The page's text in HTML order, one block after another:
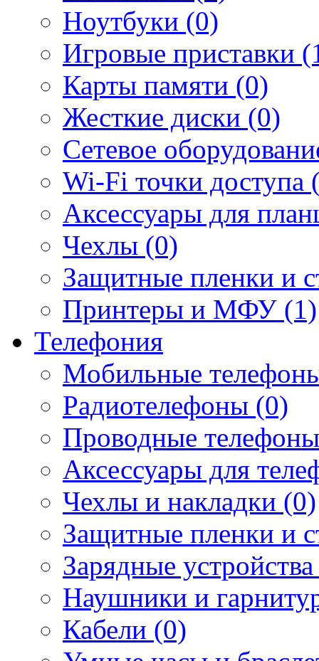
Ноутбуки (0)
Игровые приставки
Карты памяти (0)
Жесткие диски (0)
Сетевое
Wi-Fi точки доступа
Аксессуары для
Чехлы (0)
Защитные пленки и
Принтеры и МФУ (1)
Телефония
Мобильные
Радиотелефоны (0)
Проводные
Аксессуары для
Чехлы и накладки (0)
Защитные пленки и
Зарядные
Наушники и
Кабели (0)